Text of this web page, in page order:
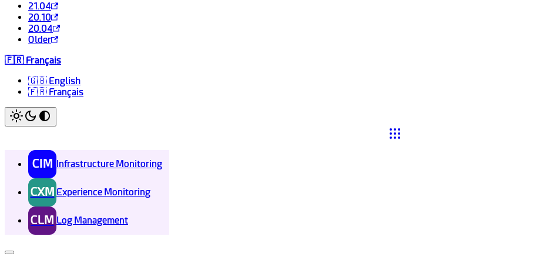
21.04
20.10
20.04
Older
🇫🇷 Français
🇬🇧 English
🇫🇷 Français
CIM Infrastructure Monitoring
CXM Experience Monitoring
CLM Log Management